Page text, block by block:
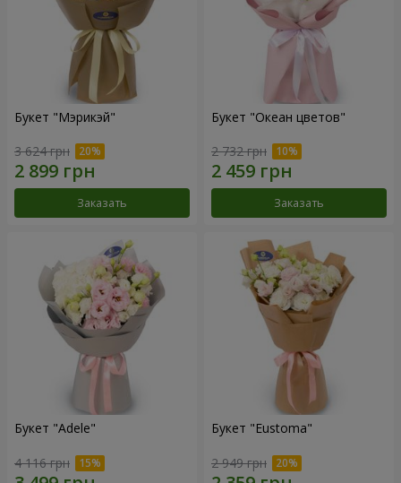
Букет "Мэрикэй"
3 624 грн
Заказать
Букет "Океан цветов"
2 732 грн
Заказать
Букет "Adele"
4 116 грн
Букет "Eustoma"
2 949 грн